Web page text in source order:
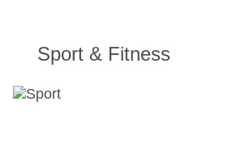
Restaurants: 2
griechisch, international,
Sport & Fitness